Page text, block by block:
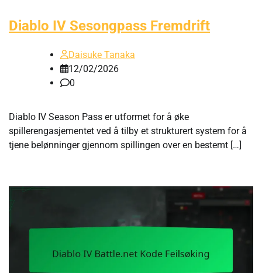
Diablo IV Sesongpass Fremdrift
Daisuke Tanaka
12/02/2026
0
Diablo IV Season Pass er utformet for å øke
spillerengasjementet ved å tilby et strukturert system for å
tjene belønninger gjennom spillingen over en bestemt […]